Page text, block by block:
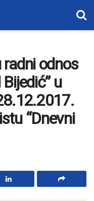
odnos
u
“Dnevni